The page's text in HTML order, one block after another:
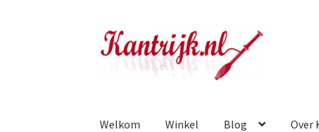
Ga
door
Ga
naar
Welkom Winkel Blog Over